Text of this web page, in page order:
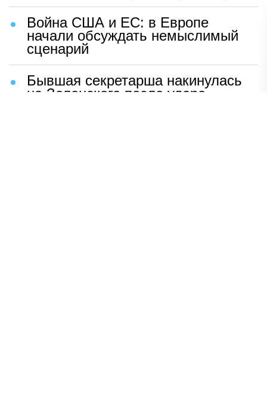
Война США и ЕС: в Европе
начали обсуждать немыслимый
сценарий
Бывшая секретарша накинулась
на Зеленского после удара